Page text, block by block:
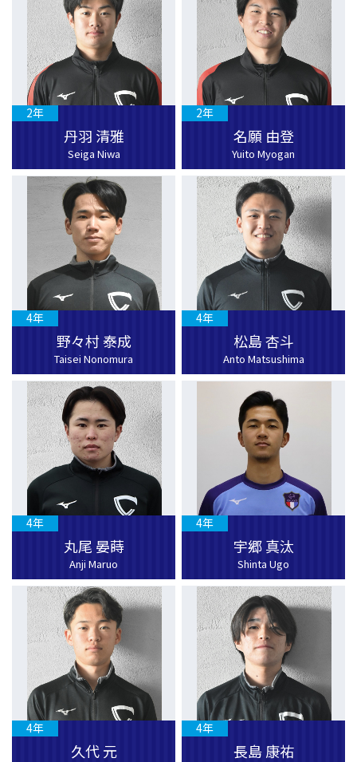
丹羽 清雅
Seiga Niwa
2年
名願 由登
Yuito Myogan
2年
野々村 泰成
Taisei Nonomura
4年
松島 杏斗
Anto Matsushima
4年
丸尾 晏蒔
Anji Maruo
4年
宇郷 真汰
Shinta Ugo
4年
久代 元
4年
長島 康祐
4年